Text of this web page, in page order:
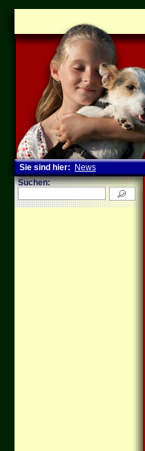
Sie sind hier:
News
Suchen: